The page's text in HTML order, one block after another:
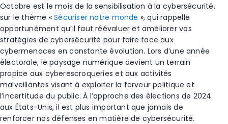
Octobre est le mois de la sensibilisation à la cybersécurité,
sur le thème «Sécuriser notre monde », qui rappelle
opportunément qu’il faut réévaluer et améliorer vos
stratégies de cybersécurité pour faire face aux
cybermenaces en constante évolution. Lors d’une année
électorale, le paysage numérique devient un terrain
propice aux cyberescroqueries et aux activités
malveillantes visant à exploiter la ferveur politique et
l’incertitude du public. À l’approche des élections de 2024
aux États-Unis, il est plus important que jamais de
renforcer nos défenses en matière de cybersécurité.